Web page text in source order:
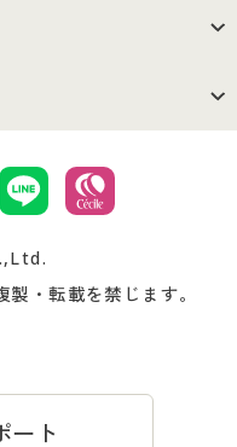
案内
トマップ
支払は
の場合
・転載を禁じます。
ート